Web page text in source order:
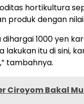
hortikultura
produk dengan
dihargai 1000 yen
lakukan itu di sini,
tambahnya.
Ciroyom Bakal